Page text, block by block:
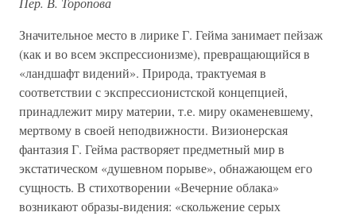
Значительное место в лирике Г. Гейма занимает пейзаж
(как и во всем экспрессионизме), превращающийся в
«ландшафт видений». Природа, трактуемая в
соответствии с экспрессионистской концепцией,
принадлежит миру материи, т.е. миру окаменевшему,
мертвому в своей неподвижности. Визионерская
фантазия Г. Гейма растворяет предметный мир в
экстатическом «душевном порыве», обнажающем его
сущность. В стихотворении «Вечерние облака»
возникают образы-видения: «скольжение серых